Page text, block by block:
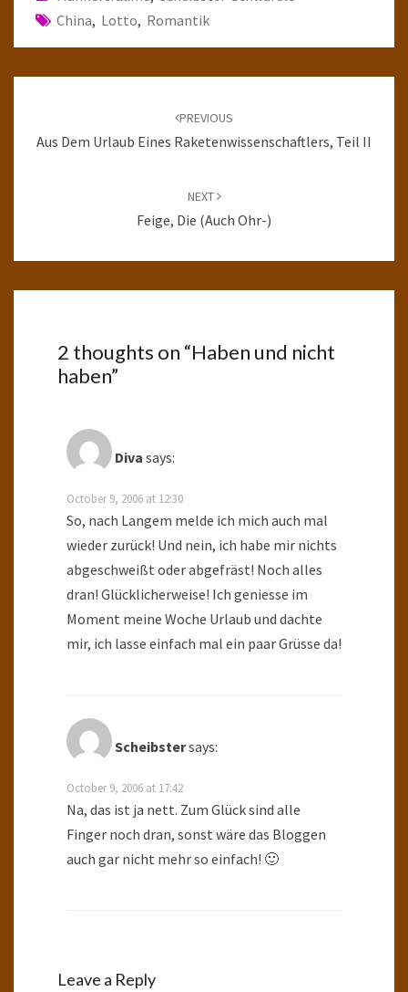
China, Lotto, Romantik
PREVIOUS
Aus Dem Urlaub Eines Raketenwissenschaftlers, Teil II
NEXT
Feige, Die (auch Ohr-)
2 thoughts on “Haben und nicht
haben”
Diva says:
October 9, 2006 at 12:30
So, nach Langem melde ich mich auch mal
wieder zurück! Und nein, ich habe mir nichts
abgeschweißt oder abgefräst! Noch alles
dran! Glücklicherweise! Ich geniesse im
Moment meine Woche Urlaub und dachte
mir, ich lasse einfach mal ein paar Grüsse da!
Scheibstersays:
October 9, 2006 at 17:42
Na, das ist ja nett. Zum Glück sind alle
Finger noch dran, sonst wäre das Bloggen
auch gar nicht mehr so einfach! 🙂
Leave a Reply